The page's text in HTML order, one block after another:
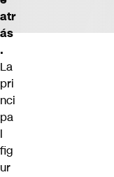
atr
ás
.
La
pri
nci
pa
l
fig
ur